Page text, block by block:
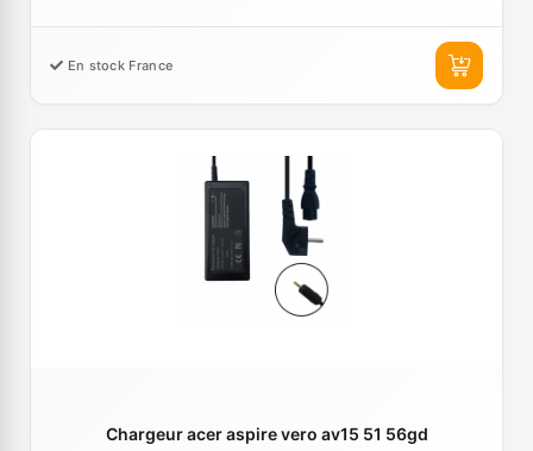
En stock France
Chargeur acer aspire vero av15 51 56gd